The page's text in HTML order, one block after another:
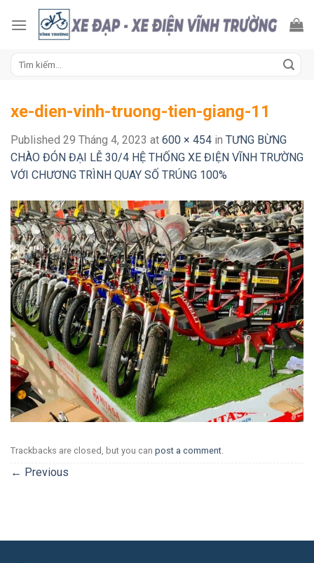
xe-dien-vinh-truong-tien-giang-11
Published 29 Tháng 4, 2023 at 600 × 454 in TƯNG BỪNG
CHÀO ĐÓN ĐẠI LỄ 30/4 HỆ THỐNG XE ĐIỆN VĨNH TRƯỜNG
VỚI CHƯƠNG TRÌNH QUAY SỐ TRÚNG 100%
Trackbacks are closed, but you can post a comment
← Previous